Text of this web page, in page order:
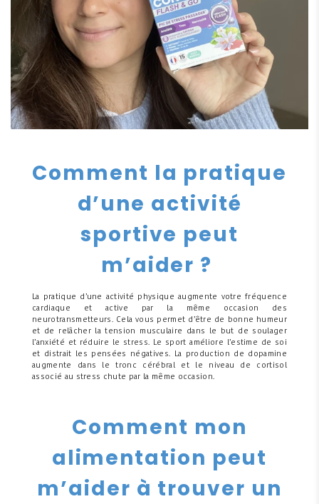
Comment la pratique
d’une activité
sportive peut
m’aider ?
La pratique d’une activité physique augmente votre fréquence
cardiaque et active par la même occasion des
neurotransmetteurs. Cela vous permet d’être de bonne humeur
et de relâcher la tension musculaire dans le but de soulager
l’anxiété et réduire le stress. Le sport améliore l’estime de soi
et distrait les pensées négatives. La production de dopamine
augmente dans le tronc cérébral et le niveau de cortisol
associé au stress chute par la même occasion.
Comment mon
alimentation peut
m’aider à trouver un